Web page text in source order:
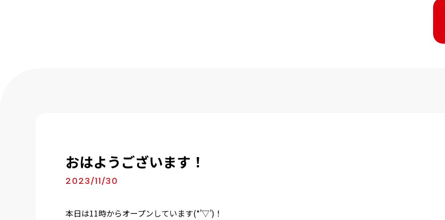
おはようございます！
2023/11/30
本日は11時からオープンしています(*’▽’)！